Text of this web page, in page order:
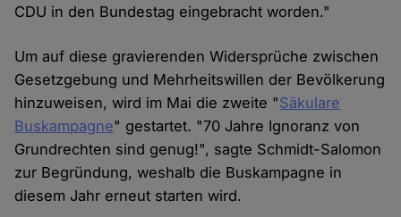
CDU in den Bundestag eingebracht worden."
Um auf diese gravierenden Widersprüche zwischen
Gesetzgebung und Mehrheitswillen der Bevölkerung
hinzuweisen, wird im Mai die zweite "Säkulare
Buskampagne" gestartet. "70 Jahre Ignoranz von
Grundrechten sind genug!", sagte Schmidt-Salomon
zur Begründung, weshalb die Buskampagne in
diesem Jahr erneut starten wird.